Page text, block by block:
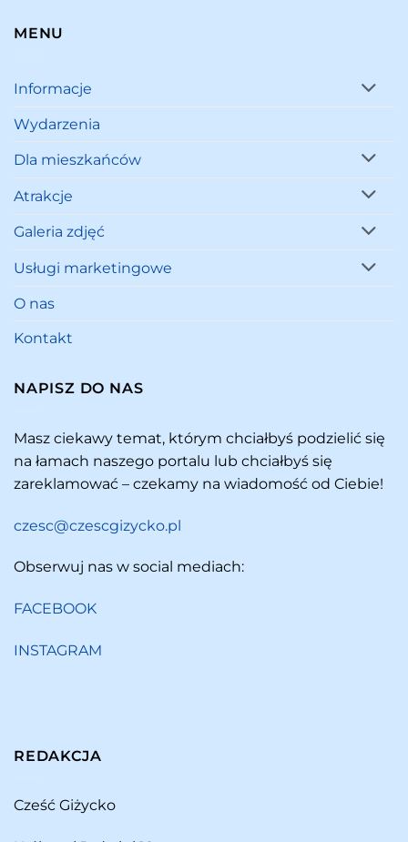
MENU
Informacje
Wydarzenia
Dla mieszkańców
Atrakcje
Galeria zdjęć
Usługi marketingowe
O nas
Kontakt
NAPISZ DO NAS
Masz ciekawy temat, którym chciałbyś podzielić się
na łamach naszego portalu lub chciałbyś się
zareklamować – czekamy na wiadomość od Ciebie!
czesc@czescgizycko.pl
Obserwuj nas w social mediach:
FACEBOOK
INSTAGRAM
REDAKCJA
Cześć Giżycko